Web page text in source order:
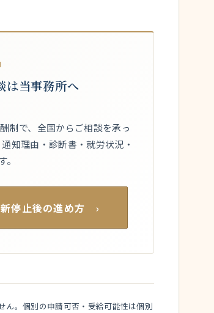
は当事務所へ
制で、全国からご相談を承っ
知理由・診断書・就労状況・
停止後の進め方 ›
。個別の申請可否・受給可能性は個別